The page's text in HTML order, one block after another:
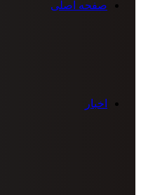
صفحه اصلی
اخبار